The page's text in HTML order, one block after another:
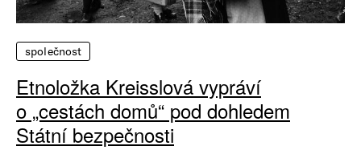
společnost
Etnoložka Kreisslová vypráví
o „cestách domů“ pod dohledem
Státní bezpečnosti